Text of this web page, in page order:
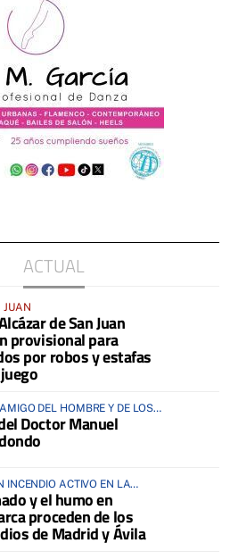
ACTUAL
JUAN
de San Juan
provisional para
por robos y estafas
DEL HOMBRE Y DE LOS
Doctor Manuel
INCENDIO ACTIVO EN LA
y el humo en
proceden de los
de Madrid y Ávila